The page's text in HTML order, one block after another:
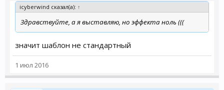
icyberwind сказал(а): ↑
Здравствуйте, а я выставляю, но эффекта ноль (((
значит шаблон не стандартный
1 июл 2016